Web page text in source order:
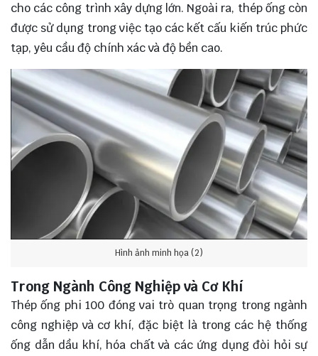
cho các công trình xây dựng lớn. Ngoài ra, thép ống còn
được sử dụng trong việc tạo các kết cấu kiến trúc phức
tạp, yêu cầu độ chính xác và độ bền cao.
Hình ảnh minh họa (2)
Trong Ngành Công Nghiệp và Cơ Khí
Thép ống phi 100 đóng vai trò quan trọng trong ngành
công nghiệp và cơ khí, đặc biệt là trong các hệ thống
ống dẫn dầu khí, hóa chất và các ứng dụng đòi hỏi sự